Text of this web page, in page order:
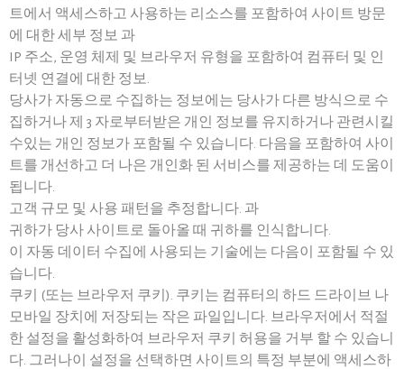
트에서 액세스하고 사용하는 리소스를 포함하여 사이트 방문
에 대한 세부 정보 과
IP 주소, 운영 체제 및 브라우저 유형을 포함하여 컴퓨터 및 인
터넷 연결에 대한 정보.
당사가 자동으로 수집하는 정보에는 당사가 다른 방식으로 수
집하거나 제 3 자로부터받은 개인 정보를 유지하거나 관련시킬
수있는 개인 정보가 포함될 수 있습니다. 다음을 포함하여 사이
트를 개선하고 더 나은 개인화 된 서비스를 제공하는 데 도움이
됩니다.
고객 규모 및 사용 패턴을 추정합니다. 과
귀하가 당사 사이트로 돌아올 때 귀하를 인식합니다.
이 자동 데이터 수집에 사용되는 기술에는 다음이 포함될 수 있
습니다.
쿠키 (또는 브라우저 쿠키). 쿠키는 컴퓨터의 하드 드라이브 나
모바일 장치에 저장되는 작은 파일입니다. 브라우저에서 적절
한 설정을 활성화하여 브라우저 쿠키 허용을 거부 할 수 있습니
다. 그러나이 설정을 선택하면 사이트의 특정 부분에 액세스하